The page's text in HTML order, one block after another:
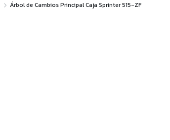
Árbol de Cambios Principal Caja Sprinter 515-ZF